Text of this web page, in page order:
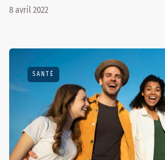
8 avril 2022
SANTÉ